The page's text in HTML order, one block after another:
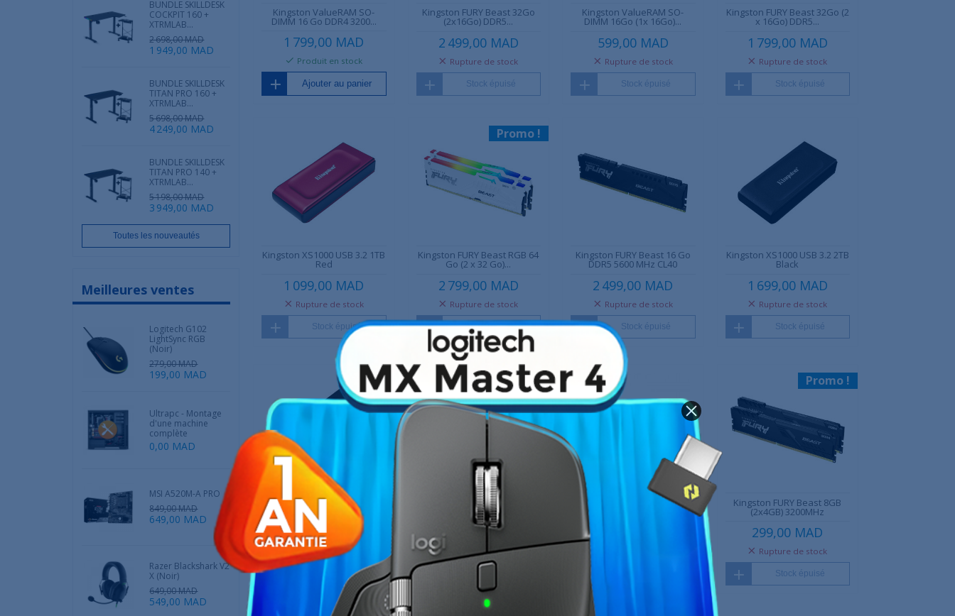
BUNDLE SKILLDESK
COCKPIT 160 +
XTRMLAB...
2 698,00 MAD
1 949,00 MAD
BUNDLE SKILLDESK
TITAN PRO 160 +
XTRMLAB...
5 698,00 MAD
4 249,00 MAD
BUNDLE SKILLDESK
TITAN PRO 140 +
XTRMLAB...
5 198,00 MAD
3 949,00 MAD
Toutes les nouveautés
Meilleures ventes
Logitech G102
LightSync RGB
(Noir)
279,00 MAD
199,00 MAD
Ultrapc - Montage
d'une machine
complète
0,00 MAD
MSI A520M-A PRO
849,00 MAD
649,00 MAD
Razer Blackshark V2
X (Noir)
649,00 MAD
549,00 MAD
Kingston ValueRAM SO-
DIMM 16 Go DDR4 3200...
1 799,00 MAD
Produit en stock
Ajouter au panier
Kingston FURY Beast 32Go
(2x16Go) DDR5...
2 499,00 MAD
Rupture de stock
Stock épuisé
Kingston ValueRAM SO-
DIMM 16Go (1x 16Go)...
599,00 MAD
Rupture de stock
Stock épuisé
Kingston FURY Beast 32Go (2
x 16Go) DDR5...
1 799,00 MAD
Rupture de stock
Stock épuisé
Kingston XS1000 USB 3.2 1TB
Red
1 099,00 MAD
Rupture de stock
Stock épuisé
Promo !
Kingston FURY Beast RGB 64
Go (2 x 32 Go)...
2 799,00 MAD
Rupture de stock
Stock épuisé
Kingston FURY Beast 16 Go
DDR5 5600 MHz CL40
2 499,00 MAD
Rupture de stock
Stock épuisé
Kingston XS1000 USB 3.2 2TB
Black
1 699,00 MAD
Rupture de stock
Stock épuisé
Kingston XS1000 USB 3.2 1TB
Black
1 099,00 MAD
Rupture de stock
Stock épuisé
Promo !
-100,00 MAD
Kingston SODIMM 32GB 5600
DDR5 CL40
1 099,00 MAD
Rupture de stock
Kingston FURY Beast 16 Go
DDR5 5200 MHz CL40
749,00 MAD
Promo !
Kingston FURY Beast 8GB
(2x4GB) 3200MHz
299,00 MAD
Rupture de stock
Stock épuisé